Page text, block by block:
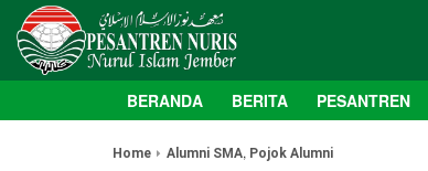
BERANDA BERITA PESANTREN
Home Alumni SMA, Pojok Alumni